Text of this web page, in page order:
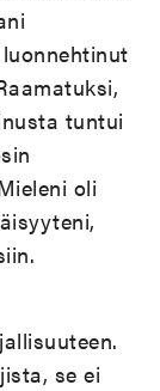
tuntui
oli
se ei